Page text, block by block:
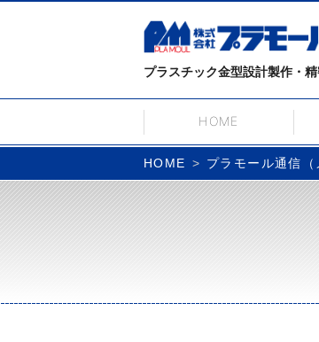
プラスチック金型設計製作・
HOME
HOME プラモール通信（